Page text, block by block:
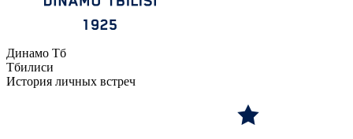
Динамо Тб
Тбилиси
История личных встреч